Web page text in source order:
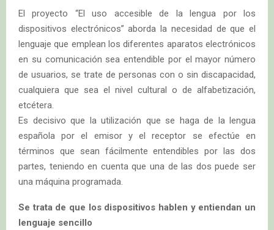
El proyecto “El uso accesible de la lengua por los
dispositivos electrónicos” aborda la necesidad de que el
lenguaje que emplean los diferentes aparatos electrónicos
en su comunicación sea entendible por el mayor número
de usuarios, se trate de personas con o sin discapacidad,
cualquiera que sea el nivel cultural o de alfabetización,
etcétera.
Es decisivo que la utilización que se haga de la lengua
española por el emisor y el receptor se efectúe en
términos que sean fácilmente entendibles por las dos
partes, teniendo en cuenta que una de las dos puede ser
una máquina programada.
Se trata de que los dispositivos hablen y entiendan un
lenguaje sencillo